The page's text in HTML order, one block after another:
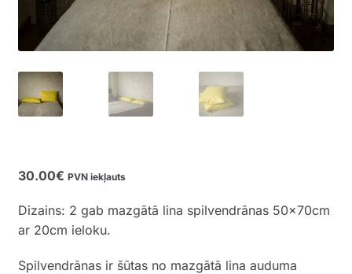
30.00€ PVN iekļauts
Dizains: 2 gab mazgātā lina spilvendrānas 50x70cm
ar 20cm ieloku.
Spilvendrānas ir šūtas no mazgātā lina auduma